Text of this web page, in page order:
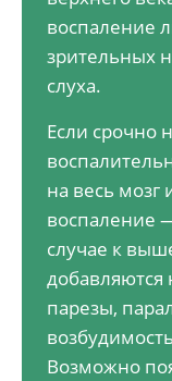
воспаление
зрительных
слуха.
Если срочно
на весь мозг
воспаление
случае к
добавляются
парезы,
Возможно